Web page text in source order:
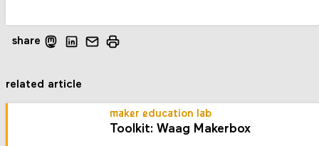
share
related article
maker education lab
Toolkit: Waag Makerbox